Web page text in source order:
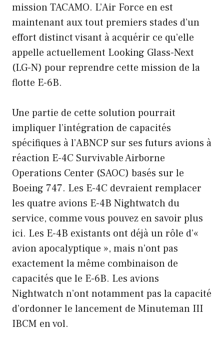
mission TACAMO. L’Air Force en est
maintenant aux tout premiers stades d’un
effort distinct visant à acquérir ce qu’elle
appelle actuellement Looking Glass-Next
(LG-N) pour reprendre cette mission de la
flotte E-6B.
Une partie de cette solution pourrait
impliquer l’intégration de capacités
spécifiques à l’ABNCP sur ses futurs avions à
réaction E-4C Survivable Airborne
Operations Center (SAOC) basés sur le
Boeing 747. Les E-4C devraient remplacer
les quatre avions E-4B Nightwatch du
service, comme vous pouvez en savoir plus
ici. Les E-4B existants ont déjà un rôle d’«
avion apocalyptique », mais n’ont pas
exactement la même combinaison de
capacités que le E-6B. Les avions
Nightwatch n’ont notamment pas la capacité
d’ordonner le lancement de Minuteman III
IBCM en vol.